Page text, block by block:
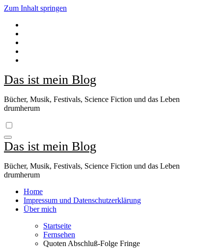
Zum Inhalt springen
Das ist mein Blog
Bücher, Musik, Festivals, Science Fiction und das Leben
drumherum
Das ist mein Blog
Bücher, Musik, Festivals, Science Fiction und das Leben
drumherum
Home
Impressum und Datenschutzerklärung
Über mich
Startseite
Fernsehen
Quoten Abschluß-Folge Fringe